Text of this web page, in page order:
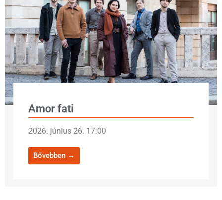
Amor fati
2026. június 26. 17:00
Bővebben →